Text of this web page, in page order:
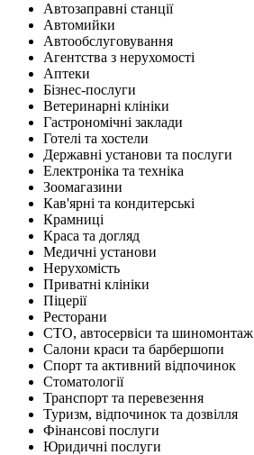
Автозаправні станції
Автомийки
Автообслуговування
Агентства з нерухомості
Аптеки
Бізнес-послуги
Ветеринарні клініки
Гастрономічні заклади
Готелі та хостели
Державні установи та послуги
Електроніка та техніка
Зоомагазини
Кав'ярні та кондитерські
Крамниці
Краса та догляд
Медичні установи
Нерухомість
Приватні клініки
Піцерії
Ресторани
СТО, автосервіси та шиномонтаж
Салони краси та барбершопи
Спорт та активний відпочинок
Стоматології
Транспорт та перевезення
Туризм, відпочинок та дозвілля
Фінансові послуги
Юридичні послуги